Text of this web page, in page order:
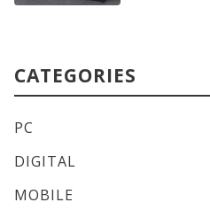
CATEGORIES
PC
DIGITAL
MOBILE